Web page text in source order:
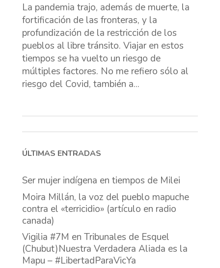
La pandemia trajo, además de muerte, la
fortificación de las fronteras, y la
profundización de la restricción de los
pueblos al libre tránsito. Viajar en estos
tiempos se ha vuelto un riesgo de
múltiples factores. No me refiero sólo al
riesgo del Covid, también a...
ÚLTIMAS ENTRADAS
Ser mujer indígena en tiempos de Milei
Moira Millán, la voz del pueblo mapuche
contra el «terricidio» (artículo en radio
canada)
Vigilia #7M en Tribunales de Esquel
(Chubut)Nuestra Verdadera Aliada es la
Mapu – #LibertadParaVicYa